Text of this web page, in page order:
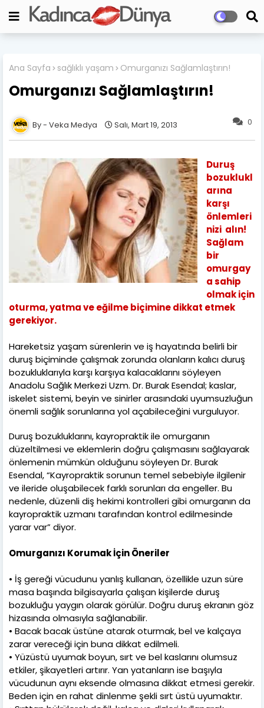
Ana Sayfa sağlıklı yaşam Omurganızı Sağlamlaştırın!
Omurganızı Sağlamlaştırın!
0
Veka Medya Salı, Mart 19, 2013
Duruş
bozuklukl
arına
karşı
önlemleri
nizi alın!
Sağlam
bir
omurgay
a sahip
olmak için
oturma, yatma ve eğilme biçimine dikkat etmek
gerekiyor.
Hareketsiz yaşam sürenlerin ve iş hayatında belirli bir
duruş biçiminde çalışmak zorunda olanların kalıcı duruş
bozukluklarıyla karşı karşıya kalacaklarını söyleyen
Anadolu Sağlık Merkezi Uzm. Dr. Burak Esendal; kaslar,
iskelet sistemi, beyin ve sinirler arasındaki uyumsuzluğun
önemli sağlık sorunlarına yol açabileceğini vurguluyor.
Duruş bozukluklarını, kayropraktik ile omurganın
düzeltilmesi ve eklemlerin doğru çalışmasını sağlayarak
önlemenin mümkün olduğunu söyleyen Dr. Burak
Esendal, “Kayropraktik sorunun temel sebebiyle ilgilenir
ve ileride oluşabilecek farklı sorunları da engeller. Bu
nedenle, düzenli diş hekimi kontrolleri gibi omurganın da
kayropraktik uzmanı tarafından kontrol edilmesinde
yarar var” diyor.
Omurganızı Korumak İçin Öneriler
• İş gereği vücudunu yanlış kullanan, özellikle uzun süre
masa başında bilgisayarla çalışan kişilerde duruş
bozukluğu yaygın olarak görülür. Doğru duruş ekranın göz
hizasında olmasıyla sağlanabilir.
• Bacak bacak üstüne atarak oturmak, bel ve kalçaya
zarar vereceği için buna dikkat edilmeli.
• Yüzüstü uyumak boyun, sırt ve bel kaslarını olumsuz
etkiler, şikayetleri artırır. Yan yatanların ise başıyla
vücudunun aynı eksende olmasına dikkat etmesi gerekir.
Beden için en rahat dinlenme şekli sırt üstü uyumaktır.